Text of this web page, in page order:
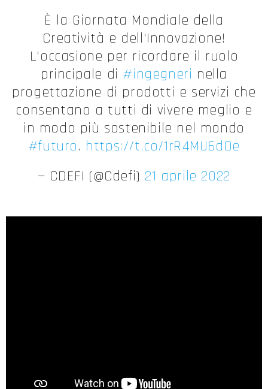
È la Giornata Mondiale della
Creatività e dell'Innovazione!
L'occasione per ricordare il ruolo
principale di #ingegneri nella
progettazione di prodotti e servizi che
consentano a tutti di vivere meglio e
in modo più sostenibile nel mondo
#futuro. https://t.co/1rR4MU6dOe
— CDEFI (@Cdefi) 21 aprile 2022